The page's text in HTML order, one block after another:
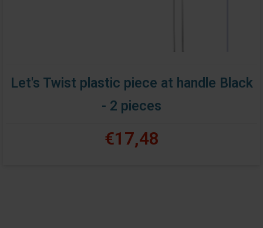
Let's Twist plastic piece at handle Black
- 2 pieces
€17,48